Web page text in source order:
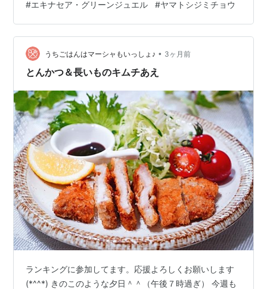
えました。 エキナセア・グリーンジュエルも花が増えて
きました。 あじさいも満開です。 ５日の生き物 いつも
ならひらひらと忙しげに飛び続けているシジミチョウ
が、止まって休んでいました。調べ…
#エキナセア・グリーンジュエル #ヤマトシジミチョウ
うちごはんはマーシャもいっしょ♪ • 3ヶ月前
とんかつ＆長いものキムチあえ
ランキングに参加してます。応援よろしくお願いします
(*^^*) きのこのような夕日＾＾（午後７時過ぎ） 今週も